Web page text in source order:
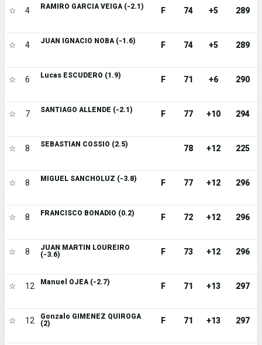
☆ 4 RAMIRO GARCIA VEIGA (-2.1) F 74 +5 289
☆ 4 JUAN IGNACIO NOBA (-1.6) F 74 +5 289
☆ 6 Lucas ESCUDERO (1.9) F 71 +6 290
☆ 7 SANTIAGO ALLENDE (-2.1) F 77 +10 294
☆ 8 SEBASTIAN COSSIO (2.5) 78 +12 225
☆ 8 MIGUEL SANCHOLUZ (-3.8) F 77 +12 296
☆ 8 FRANCISCO BONADIO (0.2) F 72 +12 296
☆ 8
JUAN MARTIN LOUREIRO
(-3.6)
F 73 +12 296
☆ 12 Manuel OJEA (-2.7) F 71 +13 297
☆ 12
Gonzalo GIMENEZ QUIROGA
(2)
F 71 +13 297